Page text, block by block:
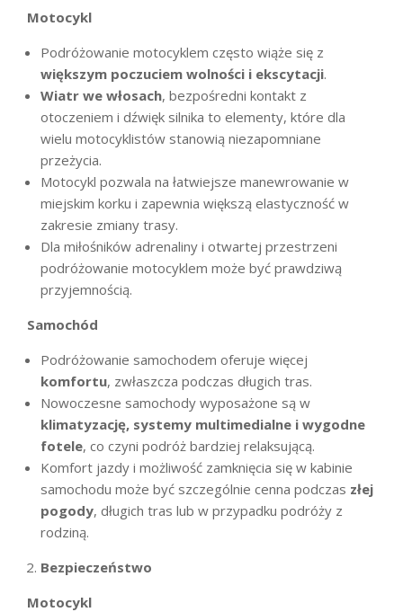
Motocykl
Podróżowanie motocyklem często wiąże się z
większym poczuciem wolności i ekscytacji.
Wiatr we włosach, bezpośredni kontakt z
otoczeniem i dźwięk silnika to elementy, które dla
wielu motocyklistów stanowią niezapomniane
przeżycia.
Motocykl pozwala na łatwiejsze manewrowanie w
miejskim korku i zapewnia większą elastyczność w
zakresie zmiany trasy.
Dla miłośników adrenaliny i otwartej przestrzeni
podróżowanie motocyklem może być prawdziwą
przyjemnością.
Samochód
Podróżowanie samochodem oferuje więcej
komfortu, zwłaszcza podczas długich tras.
Nowoczesne samochody wyposażone są w
klimatyzację, systemy multimedialne i wygodne
fotele, co czyni podróż bardziej relaksującą.
Komfort jazdy i możliwość zamknięcia się w kabinie
samochodu może być szczególnie cenna podczas złej
pogody, długich tras lub w przypadku podróży z
rodziną.
Bezpieczeństwo
Motocykl